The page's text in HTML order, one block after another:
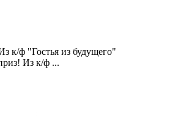
к/ф "Гостья из будущего"
Из к/ф ...